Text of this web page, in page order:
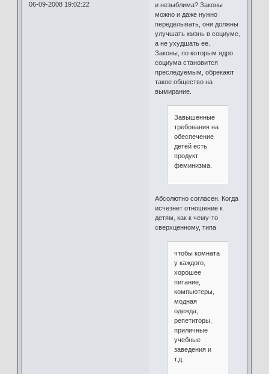
06-09-2008 19:02:22
и незыблима? Законы
можно и даже нужно
переделывать, они должны
улучшать жизнь в социуме,
а не ухудшать ее.
Законы, по которым ядро
социума становится
преследуемым, обрекают
такое общество на
вымирание.
Завышенные
требования на
обеспечение
детей есть
продукт
феминизма.
Абсолютно согласен. Когда
исчезнет отношение к
детям, как к чему-то
сверхценному, типа
чтобы комната
у каждого,
хорошее
питание,
компьютеры,
модная
одежда,
репетиторы,
приличные
учебные
заведения и
т.д.